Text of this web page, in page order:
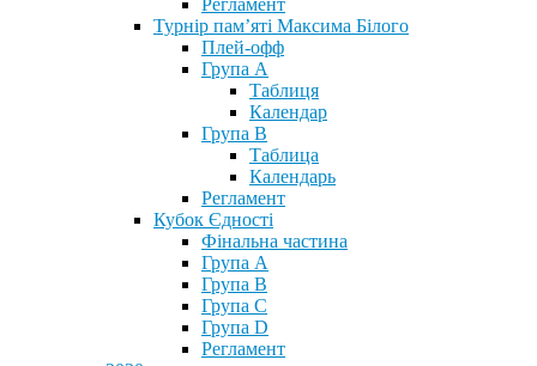
Регламент
Турнір пам’яті Максима Білого
Плей-офф
Група А
Таблиця
Календар
Група В
Таблица
Календарь
Регламент
Кубок Єдності
Фінальна частина
Група А
Група В
Група С
Група D
Регламент